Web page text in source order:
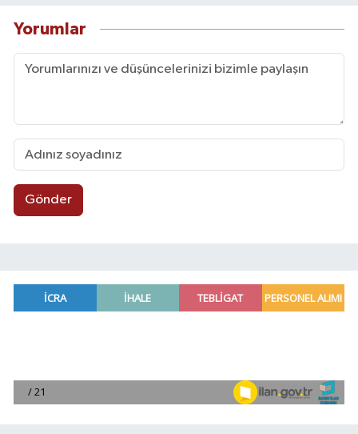
Yorumlar
Gönder